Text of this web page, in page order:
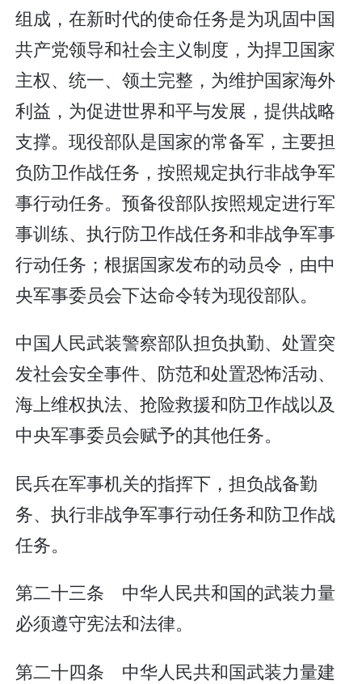
组成，在新时代的使命任务是为巩固中国
共产党领导和社会主义制度，为捍卫国家
主权、统一、领土完整，为维护国家海外
利益，为促进世界和平与发展，提供战略
支撑。现役部队是国家的常备军，主要担
负防卫作战任务，按照规定执行非战争军
事行动任务。预备役部队按照规定进行军
事训练、执行防卫作战任务和非战争军事
行动任务；根据国家发布的动员令，由中
央军事委员会下达命令转为现役部队。
中国人民武装警察部队担负执勤、处置突
发社会安全事件、防范和处置恐怖活动、
海上维权执法、抢险救援和防卫作战以及
中央军事委员会赋予的其他任务。
民兵在军事机关的指挥下，担负战备勤
务、执行非战争军事行动任务和防卫作战
任务。
第二十三条 中华人民共和国的武装力量
必须遵守宪法和法律。
第二十四条 中华人民共和国武装力量建